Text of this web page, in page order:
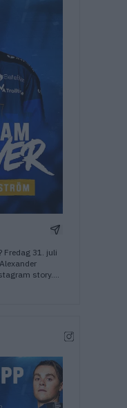
Del Instagram-
Fredag 31. juli
story.